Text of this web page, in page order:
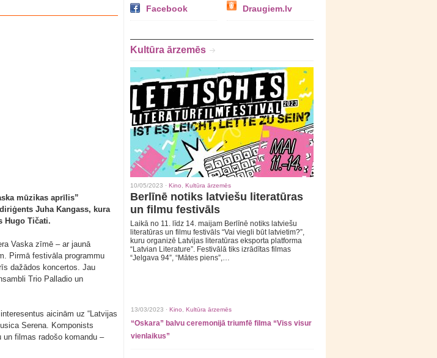
mūzikas aprīlis”
Juha Kangass, kura
Hugo Tičati.
Vaska zīmē – ar jaunā
Pirmā festivāla programmu
dažādos koncertos. Jau
Trio Palladio un
aicinām uz “Latvijas
Serena. Komponists
filmas radošo komandu –
Facebook Draugiem.lv
Kultūra ārzemēs
10/05/2023 · Kino Kultūra ārzemēs
Berlīnē notiks latviešu literatūras
un filmu festivāls
Laikā no 11. līdz 14. maijam Berlīnē notiks latviešu
literatūras un filmu festivāls “Vai viegli būt latvietim?”,
kuru organizē Latvijas literatūras eksporta platforma
“Latvian Literature”. Festivālā tiks izrādītas filmas
“Jelgava 94”, “Mātes piens”,…
13/03/2023 · Kino Kultūra ārzemēs
“Oskara” balvu ceremonijā triumfē filma “Viss visur
vienlaikus”